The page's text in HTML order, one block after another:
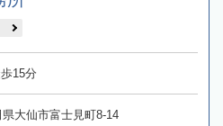
15分
大仙市富士見町8-14